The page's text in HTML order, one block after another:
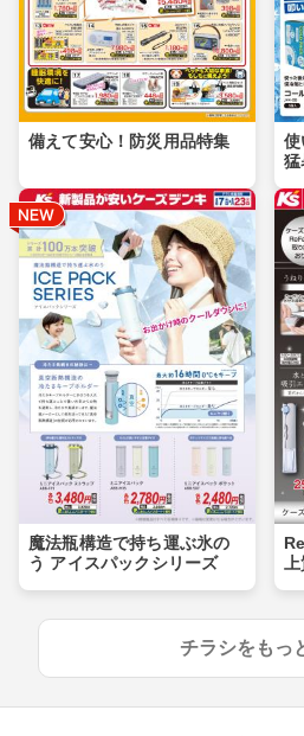
備えて安心！防災用品特集
使
猛
魔法瓶構造で持ち運ぶ氷の
う アイスパックシリーズ
チラシをもっ